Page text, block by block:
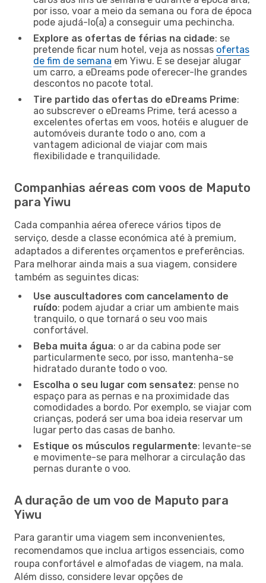
por isso, voar a meio da semana ou fora de época
pode ajudá-lo(a) a conseguir uma pechincha.
Explore as ofertas de férias na cidade: se
pretende ficar num hotel, veja as nossas ofertas
de fim de semana em Yiwu. E se desejar alugar
um carro, a eDreams pode oferecer-lhe grandes
descontos no pacote total.
Tire partido das ofertas do eDreams Prime:
ao subscrever o eDreams Prime, terá acesso a
excelentes ofertas em voos, hotéis e aluguer de
automóveis durante todo o ano, com a
vantagem adicional de viajar com mais
flexibilidade e tranquilidade.
Companhias aéreas com voos de Maputo
para Yiwu
Cada companhia aérea oferece vários tipos de
serviço, desde a classe económica até à premium,
adaptados a diferentes orçamentos e preferências.
Para melhorar ainda mais a sua viagem, considere
também as seguintes dicas:
Use auscultadores com cancelamento de
ruído: podem ajudar a criar um ambiente mais
tranquilo, o que tornará o seu voo mais
confortável.
Beba muita água: o ar da cabina pode ser
particularmente seco, por isso, mantenha-se
hidratado durante todo o voo.
Escolha o seu lugar com sensatez: pense no
espaço para as pernas e na proximidade das
comodidades a bordo. Por exemplo, se viajar com
crianças, poderá ser uma boa ideia reservar um
lugar perto das casas de banho.
Estique os músculos regularmente: levante-se
e movimente-se para melhorar a circulação das
pernas durante o voo.
A duração de um voo de Maputo para
Yiwu
Para garantir uma viagem sem inconvenientes,
recomendamos que inclua artigos essenciais, como
roupa confortável e almofadas de viagem, na mala.
Além disso, considere levar opções de